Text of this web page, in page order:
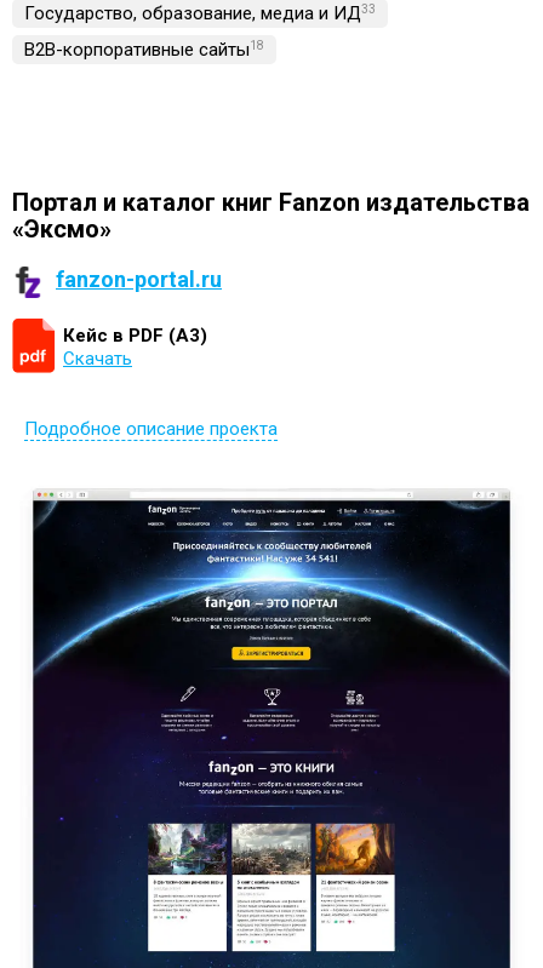
Государство, образование, медиа и ИД33
B2B-корпоративные сайты18
Портал и каталог книг Fanzon издательства
«Эксмо»
fanzon-portal.ru
Кейс в PDF (А3)
Скачать
Подробное описание проекта